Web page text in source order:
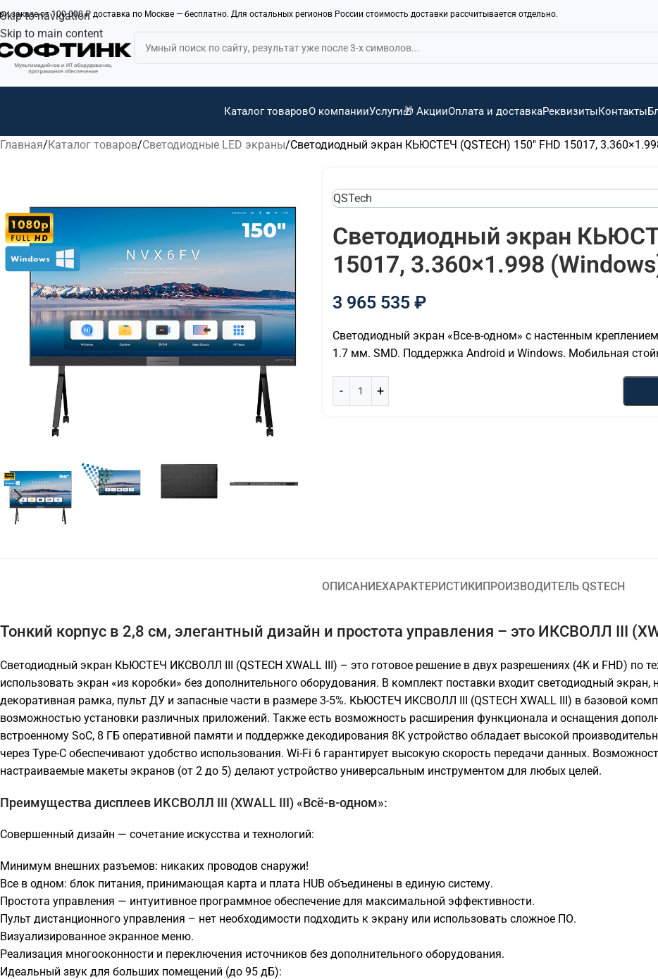
Skip to navigation
Skip to main content
заказе от 100 000 ₽ доставка по Москве — бесплатно. Для остальных регионов России стоимость доставки рассчитывается отдельно.
Каталог товаровО компанииУслуги🎁 АкцииОплата и доставкаРеквизитыКонтакты
Главная Каталог товаров Светодиодные LED экраны Светодиодный экран КЬЮСТЕЧ (QSTECH) 150" FHD 15017,
QSTech
Светодиодный экран
15017, 3.360×1.998
3 965 535 ₽
Светодиодный экран «Все-в-одном» с настенным
1.7 мм. SMD. Поддержка Android и Windows. Мобильная
ОПИСАНИЕХАРАКТЕРИСТИКИПРОИЗВОДИТЕЛЬ QSTECH
Тонкий корпус в 2,8 см, элегантный дизайн и простота управления – это ИКСВОЛЛ III
Светодиодный экран КЬЮСТЕЧ ИКСВОЛЛ III (QSTECH XWALL III) – это готовое решение в двух разрешениях (4K и FHD) по
использовать экран «из коробки» без дополнительного оборудования. В комплект поставки входит светодиодный
декоративная рамка, пульт ДУ и запасные части в размере 3-5%. КЬЮСТЕЧ ИКСВОЛЛ III (QSTECH XWALL III) в базовой
возможностью установки различных приложений. Также есть возможность расширения функционала и оснащения
встроенному SoC, 8 ГБ оперативной памяти и поддержке декодирования 8K устройство обладает высокой
через Type-C обеспечивают удобство использования. Wi-Fi 6 гарантирует высокую скорость передачи данных.
настраиваемые макеты экранов (от 2 до 5) делают устройство универсальным инструментом для любых целей.
Преимущества дисплеев ИКСВОЛЛ III (XWALL III) «Всё-в-одном»:
Совершенный дизайн — сочетание искусства и технологий:
Минимум внешних разъемов: никаких проводов снаружи!
Все в одном: блок питания, принимающая карта и плата HUB объединены в единую систему.
Простота управления — интуитивное программное обеспечение для максимальной эффективности.
Пульт дистанционного управления – нет необходимости подходить к экрану или использовать сложное ПО.
Визуализированное экранное меню.
Реализация многооконности и переключения источников без дополнительного оборудования.
Идеальный звук для больших помещений (до 95 дБ):